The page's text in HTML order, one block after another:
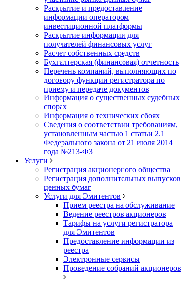
Раскрытие и предоставление
информации оператором
инвестиционной платформы
Раскрытие информации для
получателей финансовых услуг
Расчет собственных средств
Бухгалтерская (финансовая) отчетность
Перечень компаний, выполняющих по
договору функции регистратора по
приему и передаче документов
Информация о существенных судебных
спорах
Информация о технических сбоях
Сведения о соответствии требованиям,
установленным частью 1 статьи 2.1
Федерального закона от 21 июля 2014
года №213-ФЗ
Услуги
Регистрация акционерного общества
Регистрация дополнительных выпусков
ценных бумаг
Услуги для Эмитентов
Прием реестра на обслуживание
Ведение реестров акционеров
Тарифы на услуги регистратора
для Эмитентов
Предоставление информации из
реестра
Электронные сервисы
Проведение собраний акционеров